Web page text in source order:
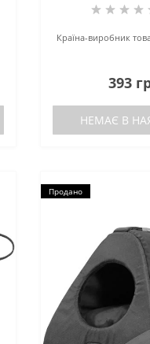
Країна-виробник
393
НЕМАЄ В
Продано